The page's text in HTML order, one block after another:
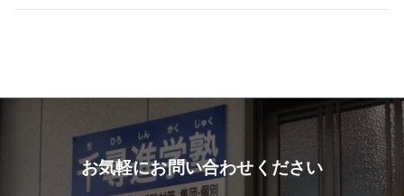
お気軽にお問い合わせください